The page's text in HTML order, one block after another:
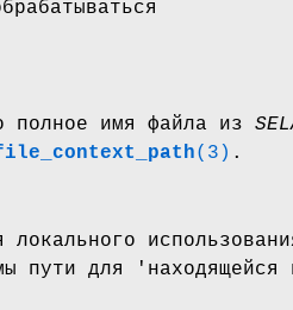
полное имя файла из
(3) .
пути для